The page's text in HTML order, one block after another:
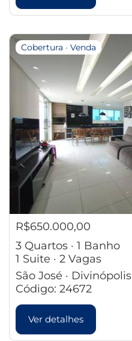
Cobertura · Venda
R$650.000,00
3 Quartos · 1 Banho
1 Suite · 2 Vagas
São José · Divinópolis
Código: 24672
Ver detalhes